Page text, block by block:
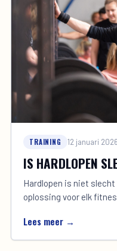
TRAINING 12 januari 2026
IS HARDLOPEN
Hardlopen is niet slecht
oplossing voor elk
Lees meer →